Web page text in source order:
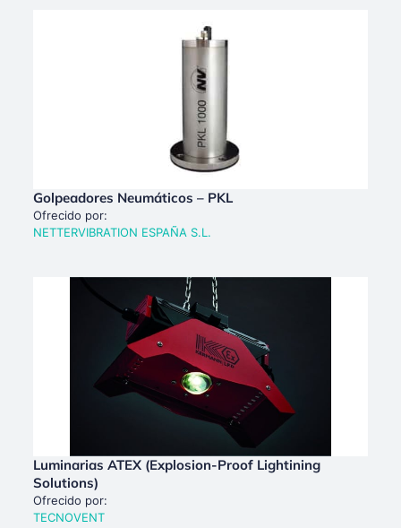
Golpeadores Neumáticos – PKL
Ofrecido por:
NETTERVIBRATION ESPAÑA S.L.
Luminarias ATEX (Explosion-Proof Lightining
Solutions)
Ofrecido por:
TECNOVENT